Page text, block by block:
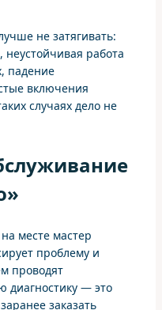
не затягивать:
работа
падение
включения
случаях дело не
месте мастер
проблему и
проводят
диагностику — это
заказать